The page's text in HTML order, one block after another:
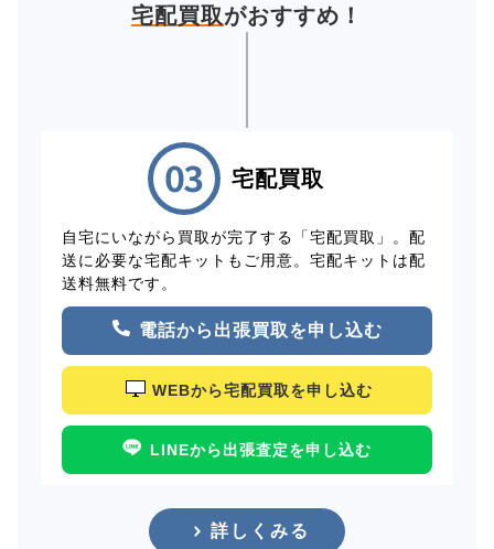
宅配買取がおすすめ！
宅配買取
自宅にいながら買取が完了する「宅配買取」。配
送に必要な宅配キットもご用意。宅配キットは配
送料無料です。
電話から出張買取を申し込む
WEBから宅配買取を申し込む
LINEから出張査定を申し込む
詳しくみる